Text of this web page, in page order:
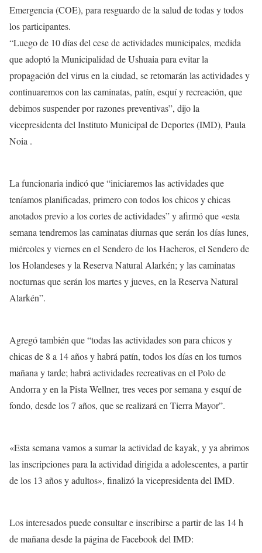
Emergencia (COE), para resguardo de la salud de todas y todos
los participantes.
“Luego de 10 días del cese de actividades municipales, medida
que adoptó la Municipalidad de Ushuaia para evitar la
propagación del virus en la ciudad, se retomarán las actividades y
continuaremos con las caminatas, patín, esquí y recreación, que
debimos suspender por razones preventivas”, dijo la
vicepresidenta del Instituto Municipal de Deportes (IMD), Paula
Noia .
La funcionaria indicó que “iniciaremos las actividades que
teníamos planificadas, primero con todos los chicos y chicas
anotados previo a los cortes de actividades” y afirmó que «esta
semana tendremos las caminatas diurnas que serán los días lunes,
miércoles y viernes en el Sendero de los Hacheros, el Sendero de
los Holandeses y la Reserva Natural Alarkén; y las caminatas
nocturnas que serán los martes y jueves, en la Reserva Natural
Alarkén”.
Agregó también que “todas las actividades son para chicos y
chicas de 8 a 14 años y habrá patín, todos los días en los turnos
mañana y tarde; habrá actividades recreativas en el Polo de
Andorra y en la Pista Wellner, tres veces por semana y esquí de
fondo, desde los 7 años, que se realizará en Tierra Mayor”.
«Esta semana vamos a sumar la actividad de kayak, y ya abrimos
las inscripciones para la actividad dirigida a adolescentes, a partir
de los 13 años y adultos», finalizó la vicepresidenta del IMD.
Los interesados puede consultar e inscribirse a partir de las 14 h
de mañana desde la página de Facebook del IMD: